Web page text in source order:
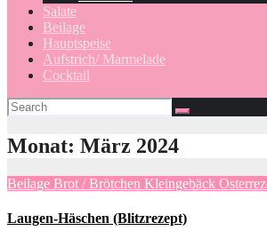
Salate
Beilage
Hauptspeise
Aufstrich/ Marmelade
Cocktail
Monat: März 2024
Beilage Brot / Brötchen Kleingebäck
Laugen-Häschen (Blitzrezept)